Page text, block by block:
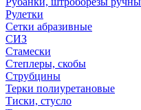
Рулетки
Сетки абразивные
СИЗ
Стамески
Степлеры, скобы
Струбцины
Терки полиуретановые
Тиски, стусло